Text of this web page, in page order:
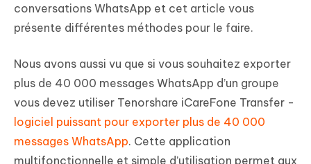
conversations WhatsApp et cet article vous
présente différentes méthodes pour le faire.
Nous avons aussi vu que si vous souhaitez exporter
plus de 40 000 messages WhatsApp d’un groupe
vous devez utiliser Tenorshare iCareFone Transfer -
logiciel puissant pour exporter plus de 40 000
messages WhatsApp. Cette application
multifonctionnelle et simple d’utilisation permet aux